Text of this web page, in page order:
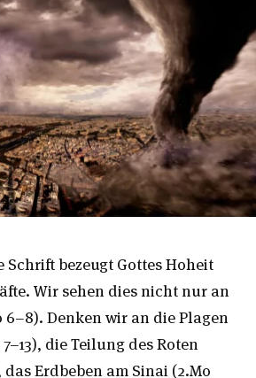
Schrift bezeugt Gottes Hoheit
Wir sehen dies nicht nur an
6–8). Denken wir an die Plagen
die Teilung des Roten
das Erdbeben am Sinai (2.Mo